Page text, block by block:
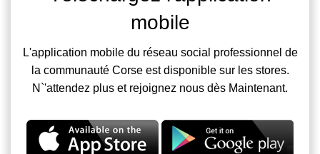
mobile
L'application mobile du réseau social professionnel de
la communauté Corse est disponible sur les stores.
N`'attendez plus et rejoignez nous dès Maintenant.